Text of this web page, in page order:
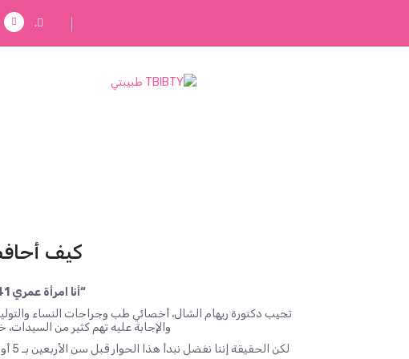
.
كيف
“أنا امرأة عمري 41 سنة، كيف أحافظ على خصوبة الجهاز التناسلي للحمل؟”
تجيب دكتورة ريهام الشال، أخصائي طب وجراحات النساء
والإجابة عليه تهم كثير من